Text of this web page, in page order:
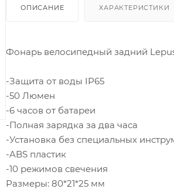
ОПИСАНИЕ ХАРАКТЕРИСТИКИ
Фонарь велосипедный задний
-Защита от воды IP65
-50 Люмен
-6 часов от батареи
-Полная зарядка за два часа
-Установка без специальных
-ABS пластик
-10 режимов свечения
Размеры: 80*21*25 мм